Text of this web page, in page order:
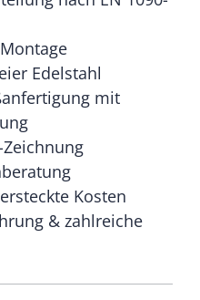
Edelstahl
mit
Kosten
& zahlreiche